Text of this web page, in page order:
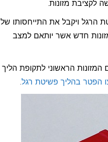
לקציבת מזונות.
הרגל ויקבל את התייחסותו של
חדש אשר יותאם למצב
הראשוני לתקופת הליך
הפטר בהליך פשיטת רגל.